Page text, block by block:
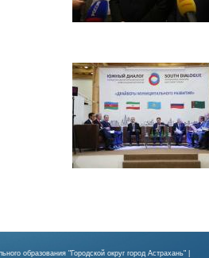
образования "Городской округ город Астрахань" |